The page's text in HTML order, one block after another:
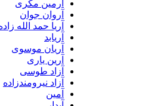
آرمین مکری
آروان جوان
آریا حمد الله زاده
آریان موسوی
آرین یاری
آزاد طوسی
آزاد نیرومندزاده